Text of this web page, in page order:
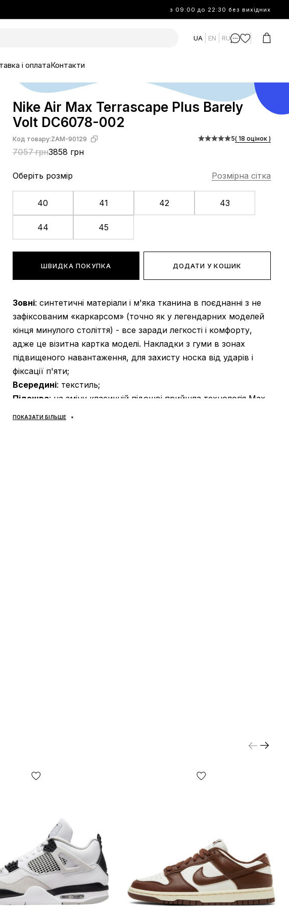
з 09:00 до 22:30 без вихідних
UA EN RU
і оплатаКонтакти
Nike Air Max Terrascape Plus Barely
Volt DC6078-002
Код товару:ZAM-90129
7057 грн3858 грн
5( 18 оцінок )
Оберіть розмір Розмірна сітка
40 41 42 43
44 45
ШВИДКА ПОКУПКА ДОДАТИ У КОШИК
Зовні: синтетичні матеріали і м'яка тканина в поєднанні з не
зафіксованим «каркарсом» (точно як у легендарних моделей
кінця минулого століття) - все заради легкості і комфорту,
адже це візитна картка моделі. Накладки з гуми в зонах
підвищеного навантаження, для захисту носка від ударів і
фіксації п'яти;
Всередині: текстиль;
Підошва: на зміну класичній підошві прийшла технологія Max
Якщо Вам не підійде що-небудь, просто залиште посилку та
обміну та поверненню
(див. умови на стор. «Оплата»).
У нас великий асортимент взуття і для простоти
використання на сайті представлена ​​узагальнена розмірна
сітка. Для вибору розміру конкретної моделі слід виміряти
Вашу стопу згідно інструкцій на стор. «Визначити розмір» і
далі обрати розмір по сантиметрам — це найточніший спосіб.
ПОКАЗАТИ БІЛЬШЕ